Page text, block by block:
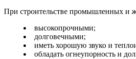
При строительстве промышленных и
высокопрочными;
долговечными;
иметь хорошую звуко и
обладать огнеупорность и